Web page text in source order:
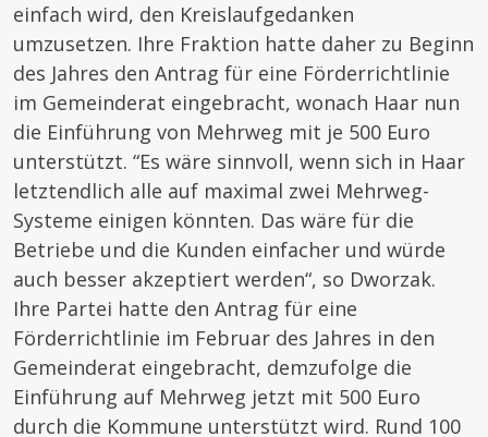
einfach wird, den Kreislaufgedanken
umzusetzen. Ihre Fraktion hatte daher zu Beginn
des Jahres den Antrag für eine Förderrichtlinie
im Gemeinderat eingebracht, wonach Haar nun
die Einführung von Mehrweg mit je 500 Euro
unterstützt. “Es wäre sinnvoll, wenn sich in Haar
letztendlich alle auf maximal zwei Mehrweg-
Systeme einigen könnten. Das wäre für die
Betriebe und die Kunden einfacher und würde
auch besser akzeptiert werden“, so Dworzak.
Ihre Partei hatte den Antrag für eine
Förderrichtlinie im Februar des Jahres in den
Gemeinderat eingebracht, demzufolge die
Einführung auf Mehrweg jetzt mit 500 Euro
durch die Kommune unterstützt wird. Rund 100